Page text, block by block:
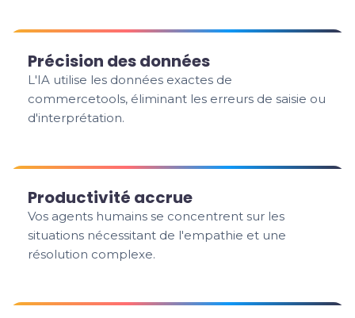
Précision des données
L'IA utilise les données exactes de
commercetools, éliminant les erreurs de saisie ou
d'interprétation.
Productivité accrue
Vos agents humains se concentrent sur les
situations nécessitant de l'empathie et une
résolution complexe.